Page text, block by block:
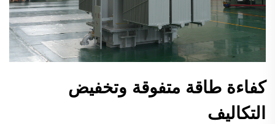
كفاءة طاقة متفوقة وتخفيض
التكاليف